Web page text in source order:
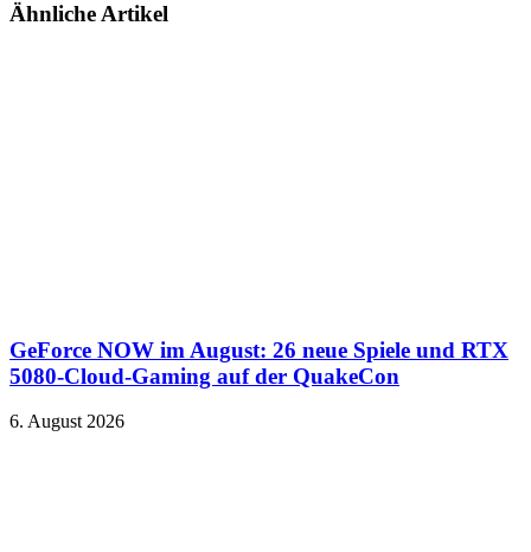
Ähnliche Artikel
GeForce NOW im August: 26 neue Spiele und RTX
5080-Cloud-Gaming auf der QuakeCon
6. August 2026